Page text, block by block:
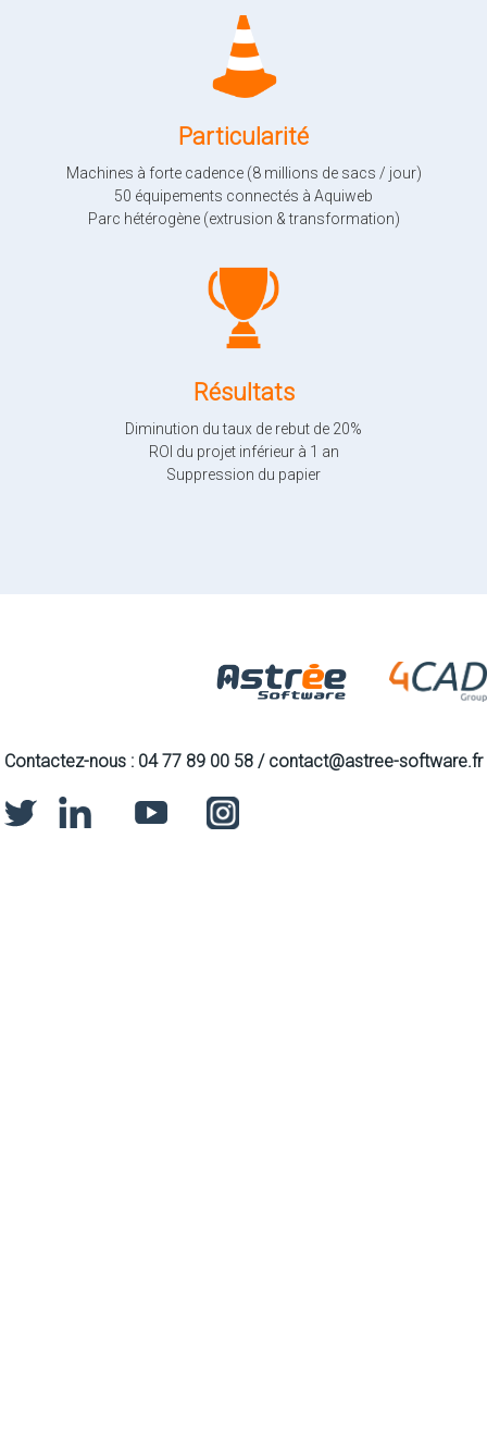
Particularité
Machines à forte cadence (8 millions de sacs / jour)
50 équipements connectés à Aquiweb
Parc hétérogène (extrusion & transformation)
Résultats
Diminution du taux de rebut de 20%
ROI du projet inférieur à 1 an
Suppression du papier
Contactez-nous : 04 77 89 00 58 / contact@astree-software.fr